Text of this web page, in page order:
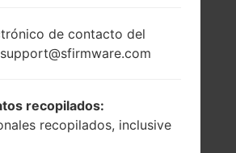
de contacto del
recopilados:
recopilados, inclusive